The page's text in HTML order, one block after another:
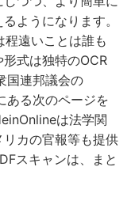
ようになります。
程遠いことは誰も
式は独特のOCR
国連邦議会の
ある次のページを
は法学関
カの官報等も提供
スキャンは、まと